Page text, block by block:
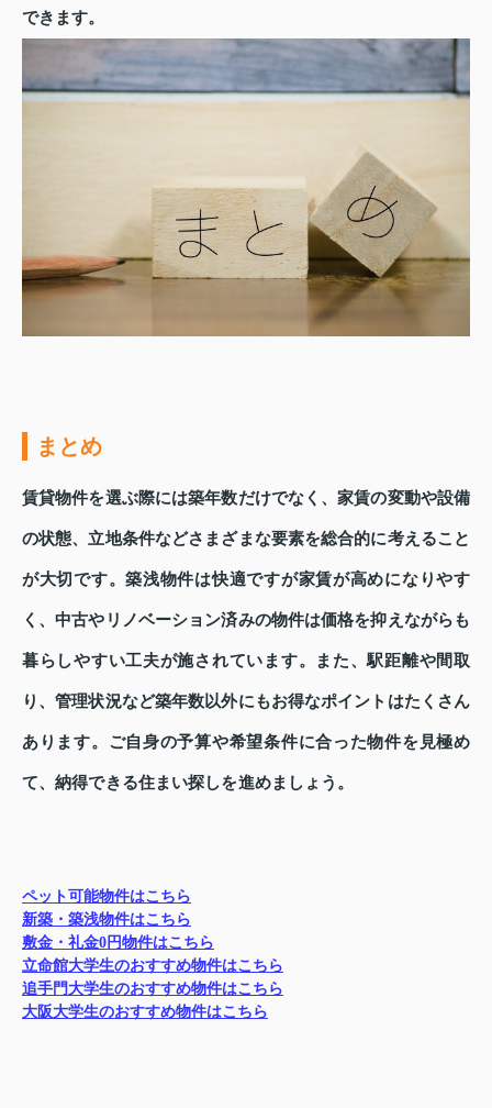
できます。
まとめ
賃貸物件を選ぶ際には築年数だけでなく、家賃の変動や設備
の状態、立地条件などさまざまな要素を総合的に考えること
が大切です。築浅物件は快適ですが家賃が高めになりやす
く、中古やリノベーション済みの物件は価格を抑えながらも
暮らしやすい工夫が施されています。また、駅距離や間取
り、管理状況など築年数以外にもお得なポイントはたくさん
あります。ご自身の予算や希望条件に合った物件を見極め
て、納得できる住まい探しを進めましょう。
ペット可能物件はこちら
新築・築浅物件はこちら
敷金・礼金0円物件はこちら
立命館大学生のおすすめ物件はこちら
追手門大学生のおすすめ物件はこちら
大阪大学生のおすすめ物件はこちら